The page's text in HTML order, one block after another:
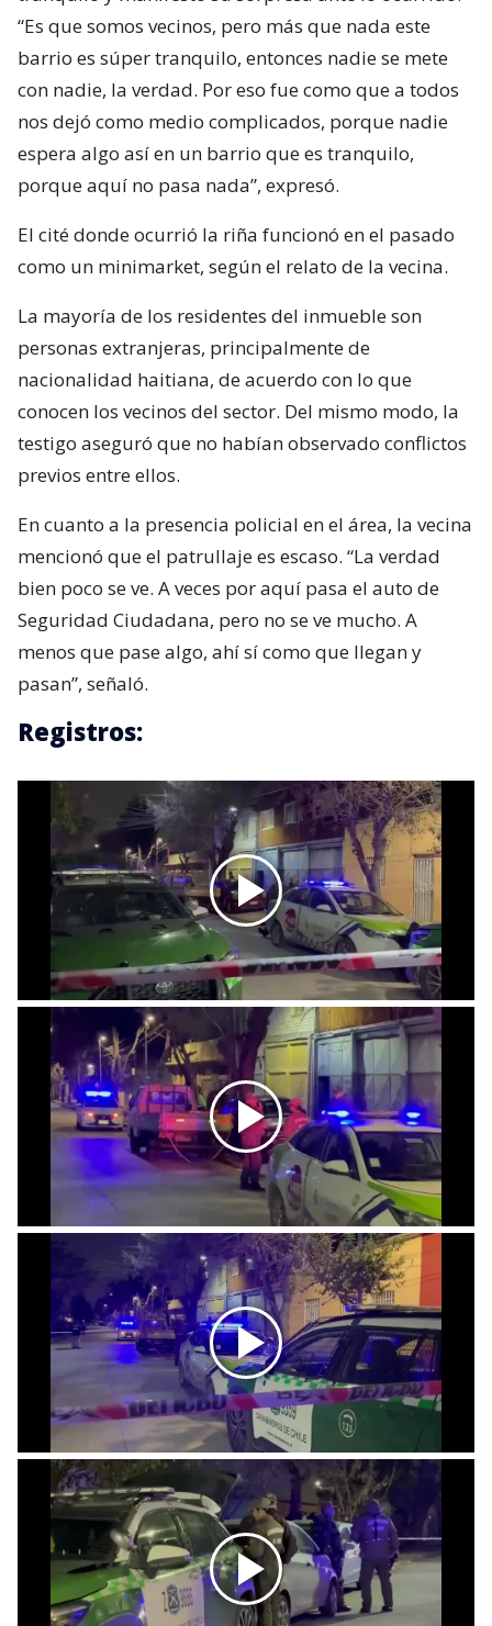
“Es que somos vecinos, pero más que nada este
barrio es súper tranquilo, entonces nadie se mete
con nadie, la verdad. Por eso fue como que a todos
nos dejó como medio complicados, porque nadie
espera algo así en un barrio que es tranquilo,
porque aquí no pasa nada”, expresó.
El cité donde ocurrió la riña funcionó en el pasado
como un minimarket, según el relato de la vecina.
La mayoría de los residentes del inmueble son
personas extranjeras, principalmente de
nacionalidad haitiana, de acuerdo con lo que
conocen los vecinos del sector. Del mismo modo, la
testigo aseguró que no habían observado conflictos
previos entre ellos.
En cuanto a la presencia policial en el área, la vecina
mencionó que el patrullaje es escaso. “La verdad
bien poco se ve. A veces por aquí pasa el auto de
Seguridad Ciudadana, pero no se ve mucho. A
menos que pase algo, ahí sí como que llegan y
pasan”, señaló.
Registros: